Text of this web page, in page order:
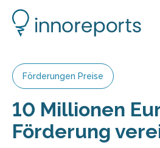
Förderungen Preise
10 Millionen
Förderung